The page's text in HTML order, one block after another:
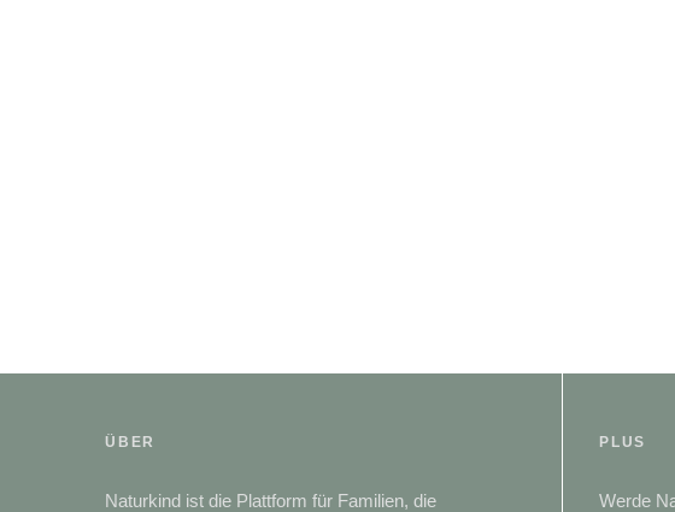
ÜBER
Naturkind ist die Plattform für Familien, die
PLUS
Werde